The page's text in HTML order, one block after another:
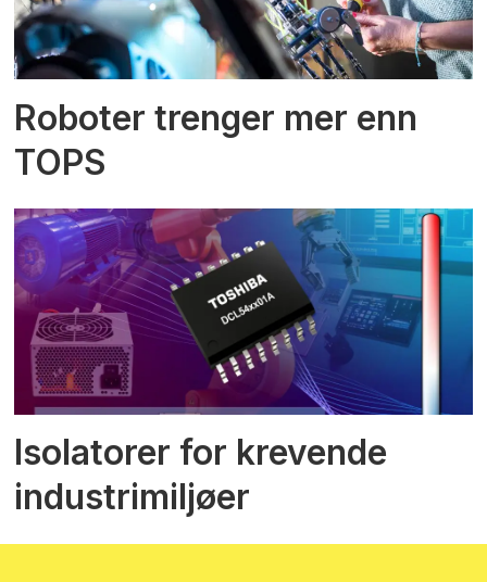
Roboter trenger mer enn
TOPS
Isolatorer for krevende
industrimiljøer